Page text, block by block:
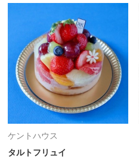
ケントハウス
タルトフリュイ